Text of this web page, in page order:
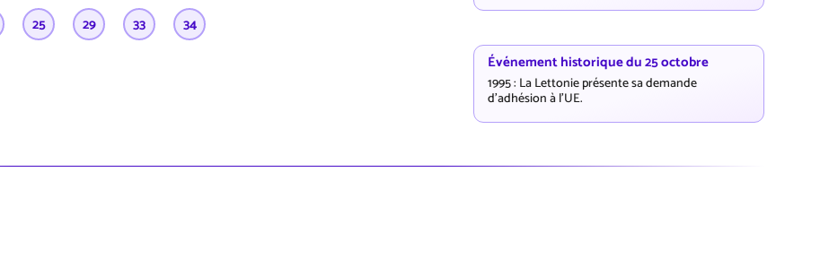
25 29 33 34
Événement historique du 25 octobre
1995 : La Lettonie présente sa demande
d'adhésion à l'UE.